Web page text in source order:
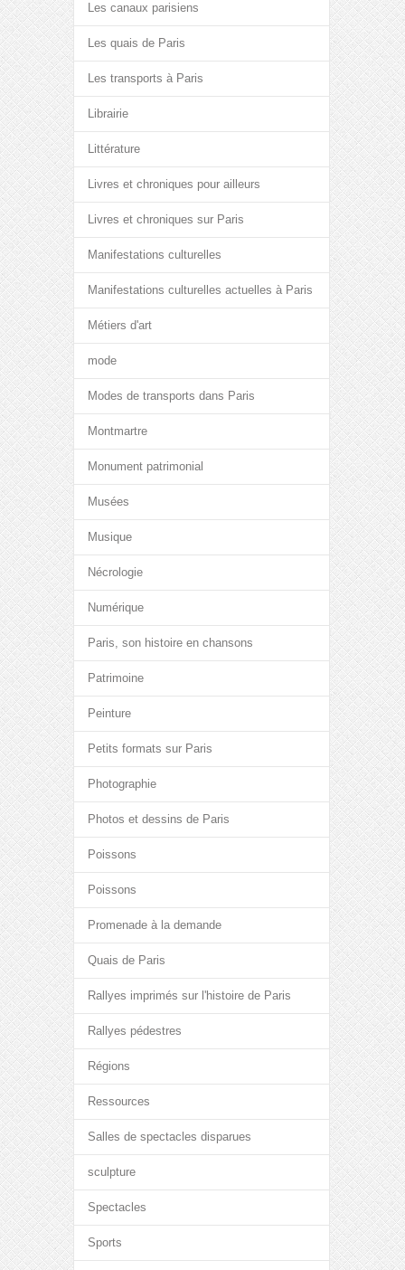
Les canaux parisiens
Les quais de Paris
Les transports à Paris
Librairie
Littérature
Livres et chroniques pour ailleurs
Livres et chroniques sur Paris
Manifestations culturelles
Manifestations culturelles actuelles à Paris
Métiers d'art
mode
Modes de transports dans Paris
Montmartre
Monument patrimonial
Musées
Musique
Nécrologie
Numérique
Paris, son histoire en chansons
Patrimoine
Peinture
Petits formats sur Paris
Photographie
Photos et dessins de Paris
Poissons
Poissons
Promenade à la demande
Quais de Paris
Rallyes imprimés sur l'histoire de Paris
Rallyes pédestres
Régions
Ressources
Salles de spectacles disparues
sculpture
Spectacles
Sports